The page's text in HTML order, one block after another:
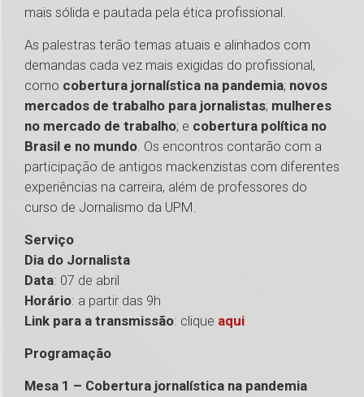
mais sólida e pautada pela ética profissional.
As palestras terão temas atuais e alinhados com
demandas cada vez mais exigidas do profissional,
como cobertura jornalística na pandemia; novos
mercados de trabalho para jornalistas; mulheres
no mercado de trabalho; e cobertura política no
Brasil e no mundo. Os encontros contarão com a
participação de antigos mackenzistas com diferentes
experiências na carreira, além de professores do
curso de Jornalismo da UPM.
Serviço
Dia do Jornalista
Data: 07 de abril
Horário: a partir das 9h
Link para a transmissão: clique aqui
Programação
Mesa 1 – Cobertura jornalística na pandemia